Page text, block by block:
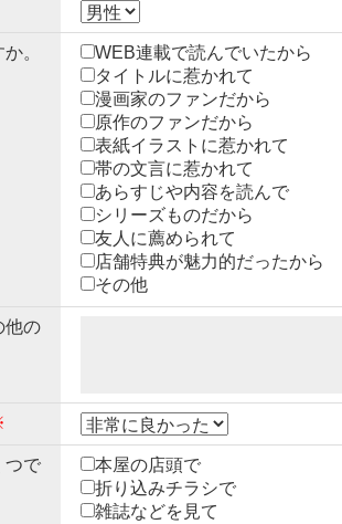
。
WEB連載で読んでいたから
タイトルに惹かれて
漫画家のファンだから
原作のファンだから
表紙イラストに惹かれて
帯の文言に惹かれて
あらすじや内容を読んで
シリーズものだから
友人に薦められて
店舗特典が魅力的だったから
その他
他の
つで
本屋の店頭で
折り込みチラシで
雑誌などを見て